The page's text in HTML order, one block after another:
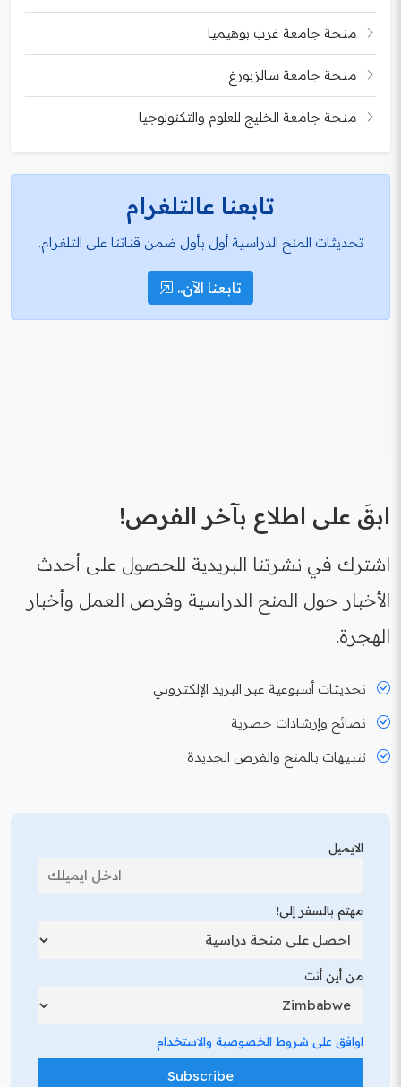
منحة جامعة غرب بوهيميا
منحة جامعة سالزبورغ
منحة جامعة الخليج للعلوم والتكنولوجيا
تابعنا عالتلغرام
تحديثات المنح الدراسية أول بأول ضمن قناتنا على التلغرام.
تابعنا الآن..
ابقَ على اطلاع بآخر الفرص!
اشترك في نشرتنا البريدية للحصول على أحدث
الأخبار حول المنح الدراسية وفرص العمل وأخبار
الهجرة.
تحديثات أسبوعية عبر البريد الإلكتروني
نصائح وإرشادات حصرية
تنبيهات بالمنح والفرص الجديدة
الايميل
مهتم بالسفر إلى!
من أين أنت
اوافق على شروط الخصوصية والاستخدام